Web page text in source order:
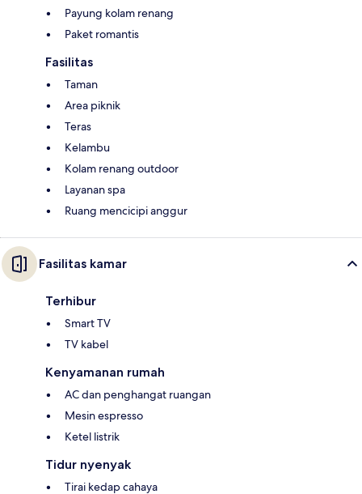
Payung kolam renang
Paket romantis
Fasilitas
Taman
Area piknik
Teras
Kelambu
Kolam renang outdoor
Layanan spa
Ruang mencicipi anggur
Fasilitas kamar
Terhibur
Smart TV
TV kabel
Kenyamanan rumah
AC dan penghangat ruangan
Mesin espresso
Ketel listrik
Tidur nyenyak
Tirai kedap cahaya